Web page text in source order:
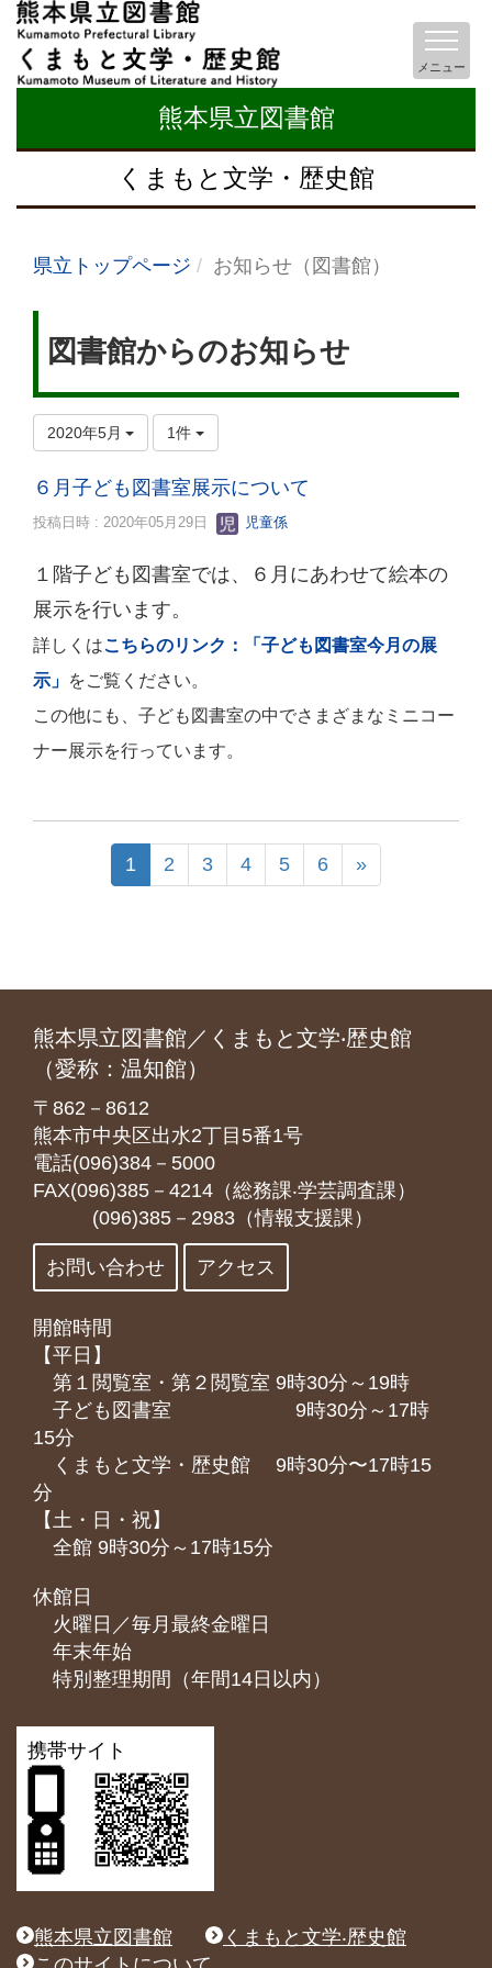
熊本県立図書館
くまもと文学・歴史館
メニュー
県立トップページ お知らせ（図書館）
図書館からのお知らせ
2020年5月 1件
６月子ども図書室展示について
投稿日時 : 2020年05月29日 児童係
１階子ども図書室では、６ 月にあわせて絵本の
展示を行います。
詳しくはこちらのリンク：「子ども図書室今月の展
示」 をご覧ください。
この他にも、子ども図書室の中でさまざまなミニコー
ナー展示を行っています。
1 2 3 4 5 6 »
熊本県立図書館／くまもと文学‧歴史館
（愛称：温知館）
〒862－8612
熊本市中央区出水2丁目5番1号
電話(096)384－5000
FAX(096)385－4214（総務課‧学芸調査課）
(096)385－2983（情報支援課）
お問い合わせ アクセス
開館時間
【平日】
第１閲覧室・第２閲覧室 9時30分～19時
子ども図書室 9時30分～17時
15分
くまもと⽂学・歴史館 9時30分〜17時15
分
【土・日・祝】
全館 9時30分～17時15分
休館日
火曜日／毎月最終金曜日
年末年始
特別整理期間（年間14日以内）
携帯サイト
熊本県立図書館
くまもと文学‧歴史館